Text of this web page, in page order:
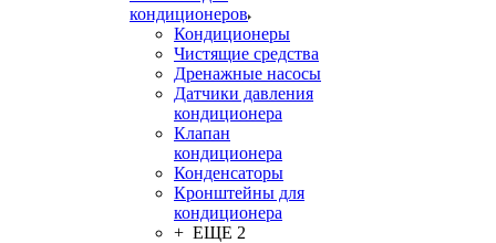
кондиционеров
Кондиционеры
Чистящие средства
Дренажные насосы
Датчики давления
кондиционера
Клапан
кондиционера
Конденсаторы
Кронштейны для
кондиционера
+ ЕЩЕ 2